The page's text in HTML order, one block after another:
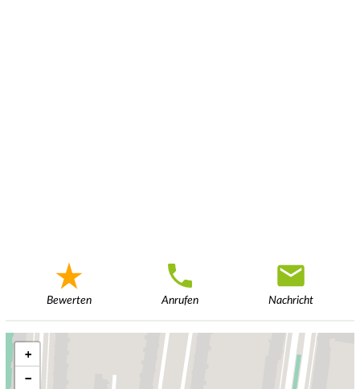
Bewerten Anrufen Nachricht
+
−